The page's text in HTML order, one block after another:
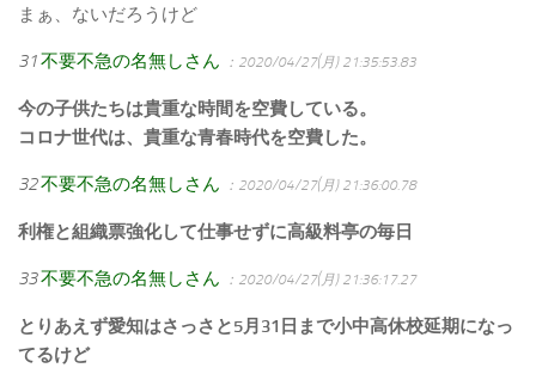
まぁ、ないだろうけど
31不要不急の名無しさん ：2020/04/27(月) 21:35:53.83
今の子供たちは貴重な時間を空費している。
コロナ世代は、貴重な青春時代を空費した。
32不要不急の名無しさん ：2020/04/27(月) 21:36:00.78
利権と組織票強化して仕事せずに高級料亭の毎日
33不要不急の名無しさん ：2020/04/27(月) 21:36:17.27
とりあえず愛知はさっさと5月31日まで小中高休校延期になっ
てるけど